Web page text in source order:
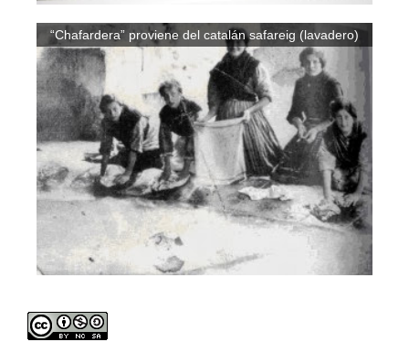
“Chafardera” proviene del catalán safareig (lavadero)